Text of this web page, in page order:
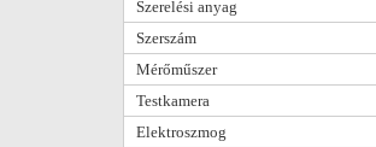
Szerelési anyag
Szerszám
Mérőműszer
Testkamera
Elektroszmog